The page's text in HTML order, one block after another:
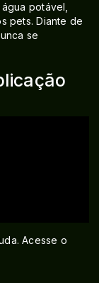
potável,
pets. Diante de
se
Acesse o